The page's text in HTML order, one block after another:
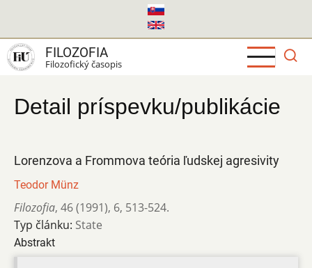
hlavný
obsah
FILOZOFIA
Filozofický časopis
Detail príspevku/publikácie
Lorenzova a Frommova teória ľudskej agresivity
Teodor Münz
Filozofia, 46 (1991), 6, 513-524.
Typ článku: State
Abstrakt